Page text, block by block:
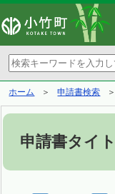
ホーム 申請書検索
申請書タイ